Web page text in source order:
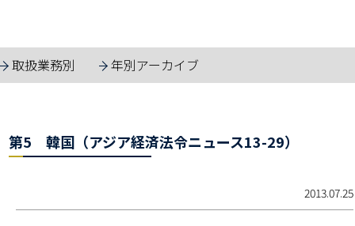
取扱業務別 年別アーカイブ
第5 韓国（アジア経済法令ニュース13-29）
2013.07.25